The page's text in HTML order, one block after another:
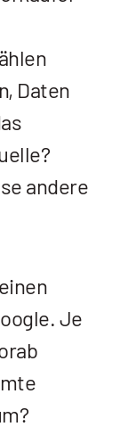
Daten
andere
Je